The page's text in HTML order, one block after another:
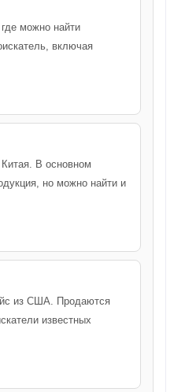
можно найти
включая
Китая. В основном
но можно найти и
из США. Продаются
известных